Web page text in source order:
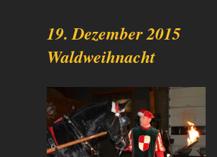
19. Dezember 2015
Waldweihnacht